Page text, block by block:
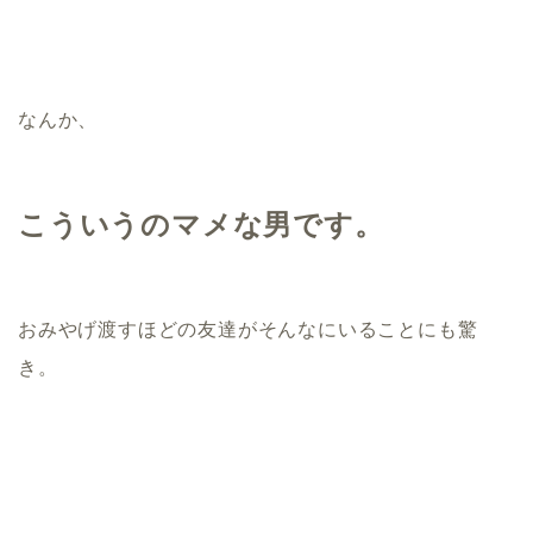
なんか、
こういうのマメな男です。
おみやげ渡すほどの友達がそんなにいることにも驚
き。